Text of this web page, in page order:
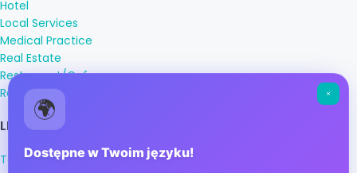
Hotel
Local Services
Medical Practice
Real Estate
Restaurant/Cafe
Retail
LEGAL INFORMATION
Terms & Conditions
🌍
Dostępne w Twoim języku!